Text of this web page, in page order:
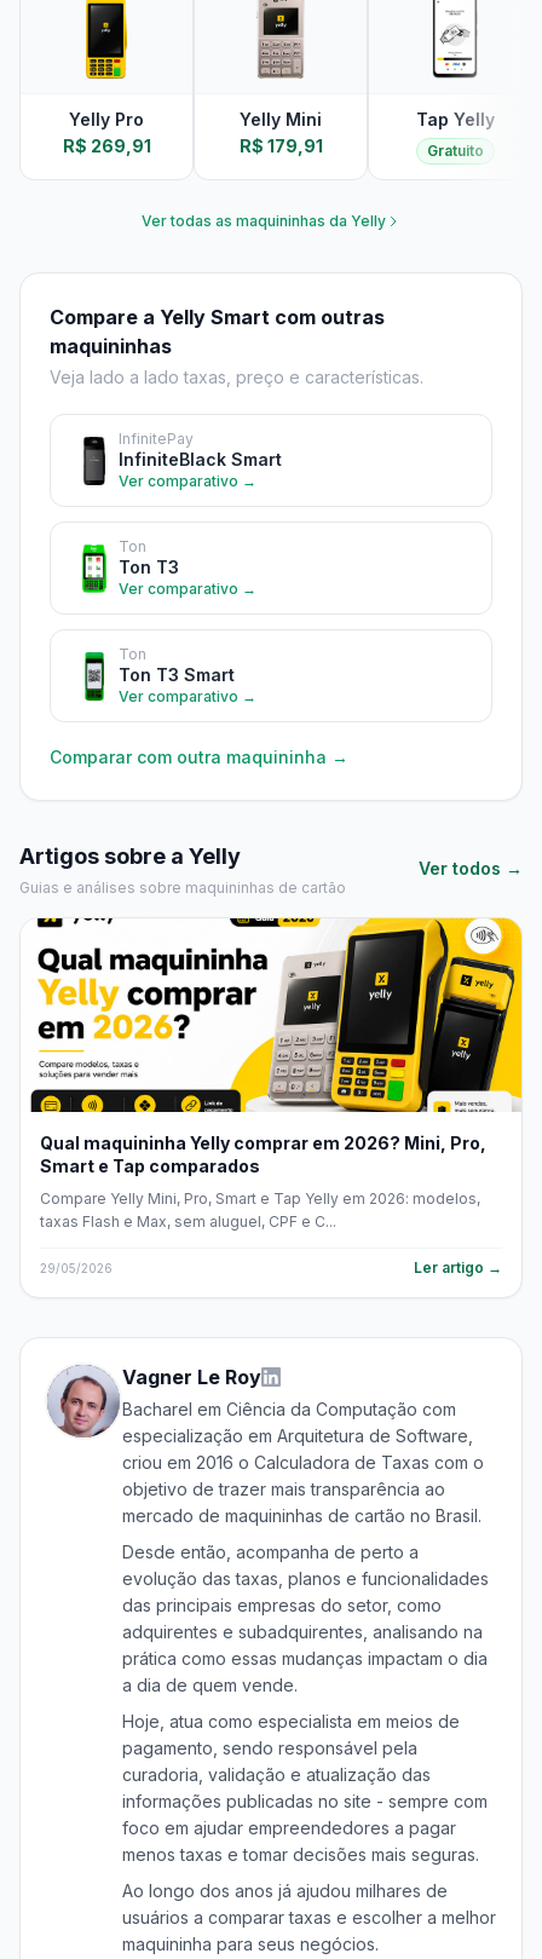
Yelly Pro
R$ 269,91
Yelly Mini
R$ 179,91
Tap Yelly
Gratuito
Ver todas as maquininhas da Yelly
Compare a Yelly Smart com outras
maquininhas
Veja lado a lado taxas, preço e características.
InfinitePay
InfiniteBlack Smart
Ver comparativo →
Ton
Ton T3
Ver comparativo →
Ton
Ton T3 Smart
Ver comparativo →
Comparar com outra maquininha →
Artigos sobre a Yelly
Guias e análises sobre maquininhas de cartão
Ver todos →
Qual maquininha Yelly comprar em 2026? Mini, Pro,
Smart e Tap comparados
Compare Yelly Mini, Pro, Smart e Tap Yelly em 2026: modelos,
taxas Flash e Max, sem aluguel, CPF e C...
29/05/2026 Ler artigo →
Vagner Le Roy
Bacharel em Ciência da Computação com
especialização em Arquitetura de Software,
criou em 2016 o Calculadora de Taxas com o
objetivo de trazer mais transparência ao
mercado de maquininhas de cartão no Brasil.
Desde então, acompanha de perto a
evolução das taxas, planos e funcionalidades
das principais empresas do setor, como
adquirentes e subadquirentes, analisando na
prática como essas mudanças impactam o dia
a dia de quem vende.
Hoje, atua como especialista em meios de
pagamento, sendo responsável pela
curadoria, validação e atualização das
informações publicadas no site - sempre com
foco em ajudar empreendedores a pagar
menos taxas e tomar decisões mais seguras.
Ao longo dos anos já ajudou milhares de
usuários a comparar taxas e escolher a melhor
maquininha para seus negócios.